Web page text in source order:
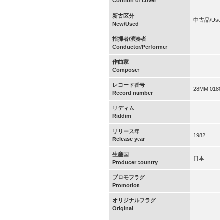
新古区分
New/Used
中古品/
指揮者/演奏者
Conductor/Performer
作曲家
Composer
レコード番号
Record number
28MM
リディム
Riddim
リリース年
Release year
1982
生産国
Producer country
日本
プロモフラグ
Promotion
オリジナルフラグ
Original